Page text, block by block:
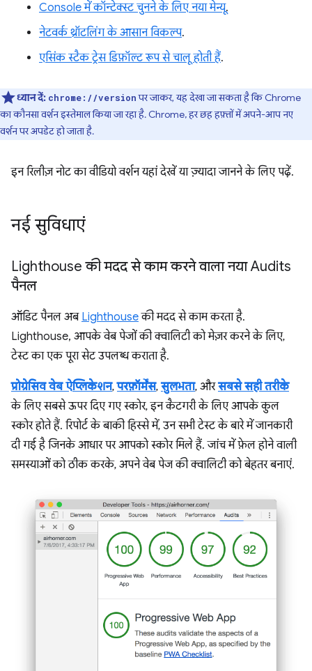
Console में कॉन्टेक्स्ट चुनने के लिए नया मेन्यू.
नेटवर्क थ्रॉटलिंग के आसान विकल्प.
एसिंक स्टैक ट्रेस डिफ़ॉल्ट रूप से चालू होती हैं.
ध्यान दें: chrome://versionपर जाकर, यह देखा जा सकता है कि Chrome
का कौनसा वर्शन इस्तेमाल किया जा रहा है. Chrome, हर छह हफ़्तों में अपने-आप नए
वर्शन पर अपडेट हो जाता है.
इन रिलीज़ नोट का वीडियो वर्शन यहां देखें या ज़्यादा जानने के लिए पढ़ें.
नई सुविधाएं
Lighthouse की मदद से काम करने वाला नया Audits
पैनल
ऑडिट पैनल अब Lighthouseकी मदद से काम करता है.
Lighthouse, आपके वेब पेजों की क्वालिटी को मेज़र करने के लिए,
टेस्ट का एक पूरा सेट उपलब्ध कराता है.
प्रोग्रेसिव वेब ऐप्लिकेशन,परफ़ॉर्मेंस, सुलभता, औरसबसे सही तरीके
के लिए सबसे ऊपर दिए गए स्कोर, इन कैटगरी के लिए आपके कुल
स्कोर होते हैं. रिपोर्ट के बाकी हिस्से में, उन सभी टेस्ट के बारे में जानकारी
दी गई है जिनके आधार पर आपको स्कोर मिले हैं. जांच में फ़ेल होने वाली
समस्याओं को ठीक करके, अपने वेब पेज की क्वालिटी को बेहतर बनाएं.